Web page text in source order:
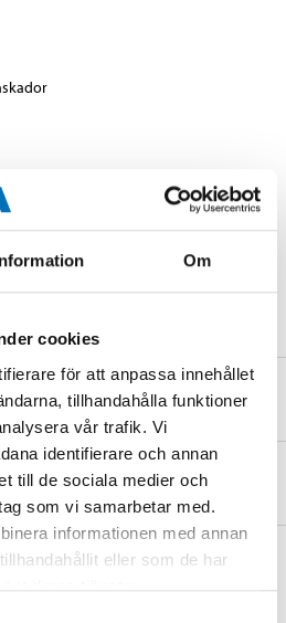
Om
cookies
för att anpassa innehållet
tillhandahålla funktioner
vår trafik. Vi
identifierare och annan
till de sociala medier och
som vi samarbetar med.
informationen med annan
eller som de har
2,2
och övriga dokument